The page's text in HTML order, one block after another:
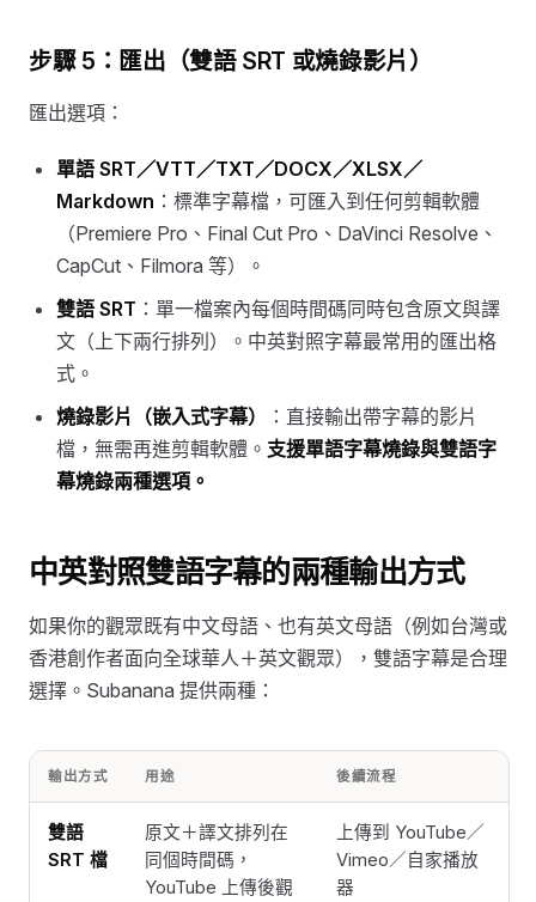
步驟 5：匯出（雙語 SRT 或燒錄影片）
匯出選項：
單語 SRT／VTT／TXT／DOCX／XLSX／
Markdown ：標準字幕檔，可匯入到任何剪輯軟體
（Premiere Pro、Final Cut Pro、DaVinci Resolve、
CapCut、Filmora 等）。
雙語 SRT ：單一檔案內每個時間碼同時包含原文與譯
文（上下兩行排列）。中英對照字幕最常用的匯出格
式。
燒錄影片（嵌入式字幕）
：直接輸出帶字幕的影片
檔，無需再進剪輯軟體。 支援單語字幕燒錄與雙語字
幕燒錄兩種選項。
中英對照雙語字幕的兩種輸出方式
如果你的觀眾既有中文母語、也有英文母語（例如台灣或
香港創作者面向全球華人＋英文觀眾），雙語字幕是合理
選擇。Subanana 提供兩種：
輸出方式 用途 後續流程
雙語
SRT 檔
原文＋譯文排列在
同個時間碼，
YouTube 上傳後觀
上傳到 YouTube／
Vimeo／自家播放
器